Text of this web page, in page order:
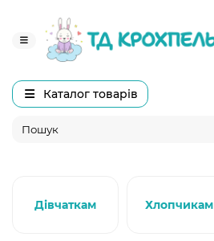
Каталог товарів
Дівчаткам Хлопчикам